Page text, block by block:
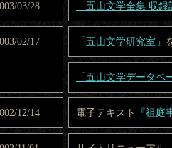
03/28 「五山文学全集 収
02/17 「五山文学研究室」
「五山文学データベ
12/14 電子テキスト 『祖庭